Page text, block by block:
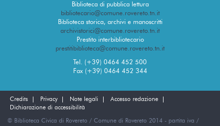
Biblioteca di pubblica lettura
bibliotecario@comune.rovereto.tn.it
Biblioteca storica, archivi e manoscritti
archivistorici@comune.rovereto.tn.it
Prestito interbibliotecario
prestitibiblioteca@comune.rovereto.tn.it
Tel. (+39) 0464 452 500
Fax (+39) 0464 452 344
Credits Privacy Note legali
Accesso redazione
Dichiarazione di accessibilità
© Biblioteca Civica di Rovereto / Comune di Rovereto 2014 - partita iva /